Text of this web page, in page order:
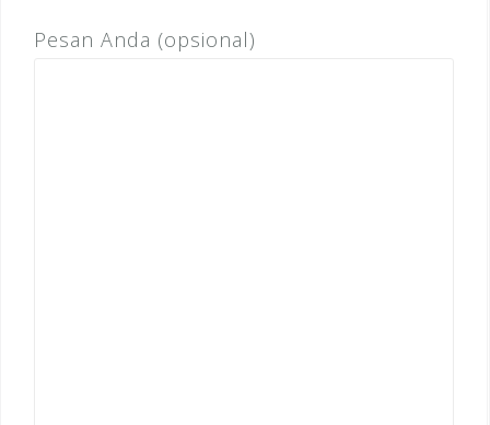
Pesan Anda (opsional)